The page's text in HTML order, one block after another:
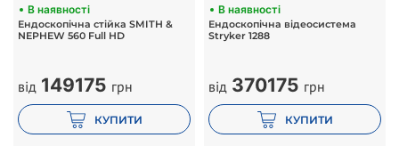
В наявності
Ендоскопічна стійка SMITH &
NEPHEW 560 Full HD
від 149175 грн
КУПИТИ
В наявності
Ендоскопічна відеосистема
Stryker 1288
від 370175 грн
КУПИТИ